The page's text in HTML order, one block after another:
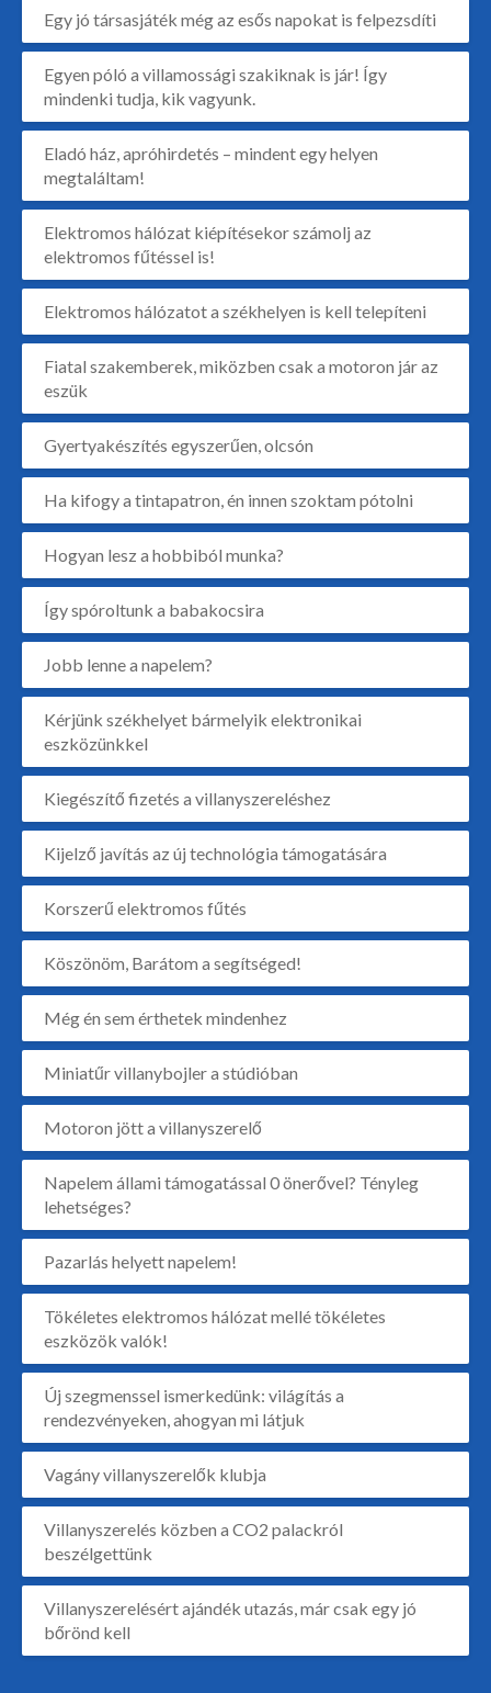
Egy jó társasjáték még az esős napokat is felpezsdíti
Egyen póló a villamossági szakiknak is jár! Így
mindenki tudja, kik vagyunk.
Eladó ház, apróhirdetés – mindent egy helyen
megtaláltam!
Elektromos hálózat kiépítésekor számolj az
elektromos fűtéssel is!
Elektromos hálózatot a székhelyen is kell telepíteni
Fiatal szakemberek, miközben csak a motoron jár az
eszük
Gyertyakészítés egyszerűen, olcsón
Ha kifogy a tintapatron, én innen szoktam pótolni
Hogyan lesz a hobbiból munka?
Így spóroltunk a babakocsira
Jobb lenne a napelem?
Kérjünk székhelyet bármelyik elektronikai
eszközünkkel
Kiegészítő fizetés a villanyszereléshez
Kijelző javítás az új technológia támogatására
Korszerű elektromos fűtés
Köszönöm, Barátom a segítséged!
Még én sem érthetek mindenhez
Miniatűr villanybojler a stúdióban
Motoron jött a villanyszerelő
Napelem állami támogatással 0 önerővel? Tényleg
lehetséges?
Pazarlás helyett napelem!
Tökéletes elektromos hálózat mellé tökéletes
eszközök valók!
Új szegmenssel ismerkedünk: világítás a
rendezvényeken, ahogyan mi látjuk
Vagány villanyszerelők klubja
Villanyszerelés közben a CO2 palackról
beszélgettünk
Villanyszerelésért ajándék utazás, már csak egy jó
bőrönd kell